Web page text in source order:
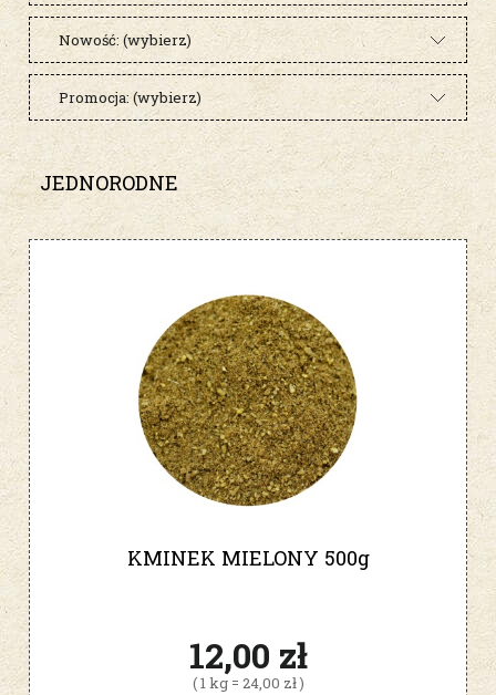
Nowość: (wybierz)
Promocja: (wybierz)
JEDNORODNE
KMINEK MIELONY 500g
12,00 zł
( 1 kg = 24,00 zł )